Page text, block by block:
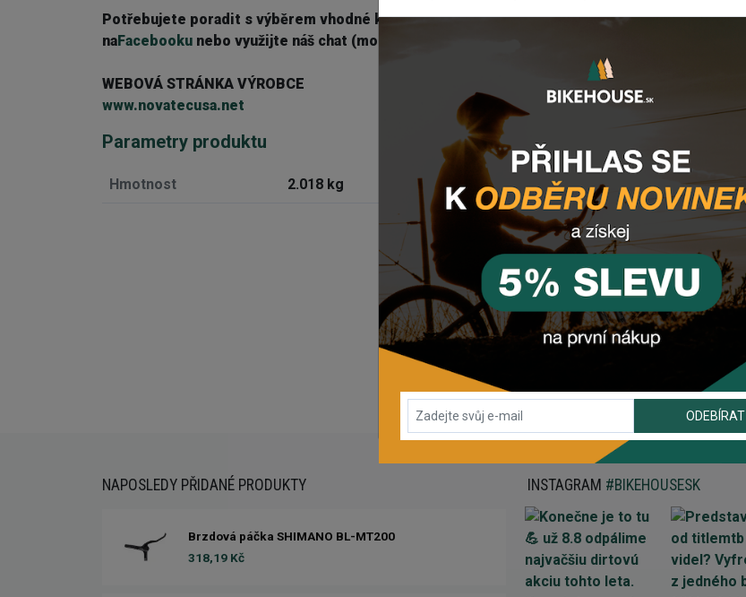
Potřebujete poradit s výběrem vhodné komponenty? Zanechte námemail, zprávu
naFacebooku nebo využijte náš chat (modré tlačítko vpravo dole).
WEBOVÁ STRÁNKA VÝROBCE
www.novatecusa.net
Parametry produktu
Hmotnost 2.018 kg
NAPOSLEDY PŘIDANÉ PRODUKTY
Brzdová páčka SHIMANO BL-MT200
318,19 Kč
INSTAGRAM #BIKEHOUSESK
ODEBÍRAT